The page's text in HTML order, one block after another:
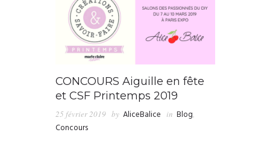
CONCOURS Aiguille en fête
et CSF Printemps 2019
25 février 2019 by AliceBalice in Blog,
Concours